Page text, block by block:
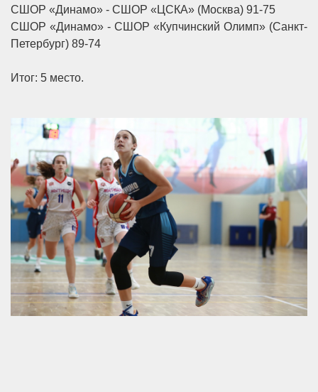
СШОР «Динамо» - СШОР «ЦСКА» (Москва) 91-75
СШОР «Динамо» - СШОР «Купчинский Олимп» (Санкт-
Петербург) 89-74
Итог: 5 место.